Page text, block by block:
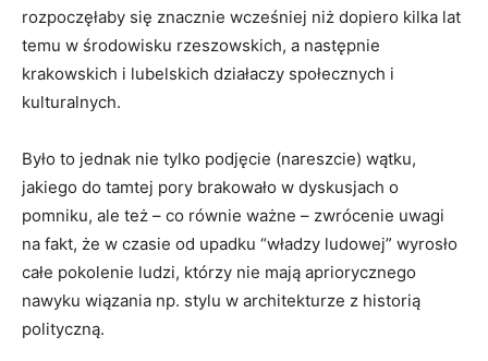
rozpoczęłaby się znacznie wcześniej niż dopiero kilka lat
temu w środowisku rzeszowskich, a następnie
krakowskich i lubelskich działaczy społecznych i
kulturalnych.
Było to jednak nie tylko podjęcie (nareszcie) wątku,
jakiego do tamtej pory brakowało w dyskusjach o
pomniku, ale też – co równie ważne – zwrócenie uwagi
na fakt, że w czasie od upadku “władzy ludowej” wyrosło
całe pokolenie ludzi, którzy nie mają apriorycznego
nawyku wiązania np. stylu w architekturze z historią
polityczną.